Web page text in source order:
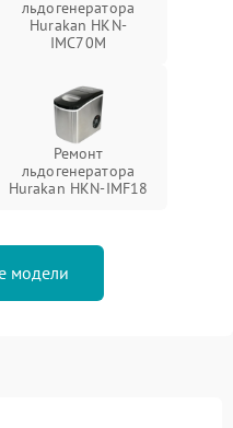
льдогенератора
Hurakan HKN-
IMC70M
Ремонт
льдогенератора
Hurakan HKN-IMF18
модели